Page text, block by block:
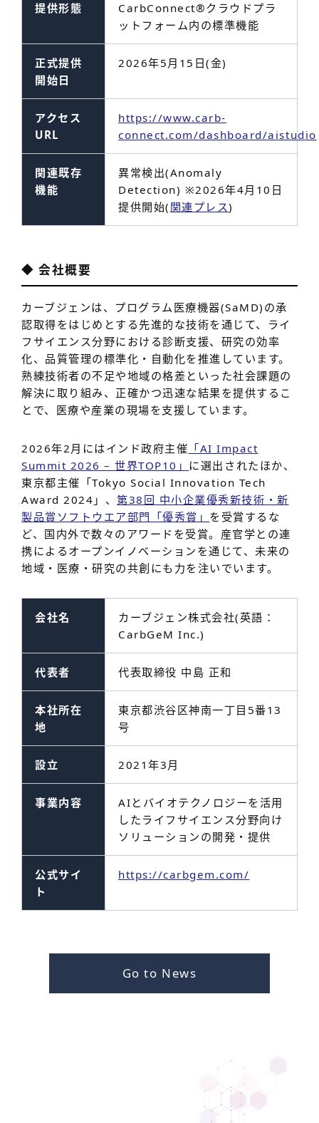
提供形態 CarbConnect®クラウドプラ
ットフォーム内の標準機能
正式提供
開始日
2026年5月15日(金)
アクセス
URL
https://www.carb-
connect.com/dashboard/aistudio
関連既存
機能
異常検出(Anomaly
Detection) ※2026年4月10日
提供開始( 関連プレス)
◆ 会社概要
カーブジェンは、プログラム医療機器(SaMD)の承
認取得をはじめとする先進的な技術を通じて、ライ
フサイエンス分野における診断支援、研究の効率
化、品質管理の標準化・自動化を推進しています。
熟練技術者の不足や地域の格差といった社会課題の
解決に取り組み、正確かつ迅速な結果を提供するこ
とで、医療や産業の現場を支援しています。
2026年2月にはインド政府主催 「AI Impact
Summit 2026 – 世界TOP10」 に選出されたほか、
東京都主催「Tokyo Social Innovation Tech
Award 2024」、第38回 中小企業優秀新技術・新
製品賞ソフトウエア部門「優秀賞」 を受賞するな
ど、国内外で数々のアワードを受賞。産官学との連
携によるオープンイノベーションを通じて、未来の
地域・医療・研究の共創にも力を注いでいます。
会社名
カーブジェン株式会社(英語：
CarbGeM Inc.)
代表者 代表取締役 中島 正和
本社所在
地
東京都渋谷区神南一丁目5番13
号
設立 2021年3月
事業内容
AIとバイオテクノロジーを活用
したライフサイエンス分野向け
ソリューションの開発・提供
公式サイ
ト
https://carbgem.com/
Go to News